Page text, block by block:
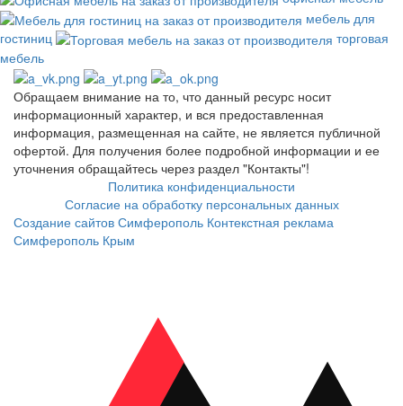
мебель для
гостиниц
торговая
мебель
Обращаем внимание на то, что данный ресурс носит
информационный характер, и вся предоставленная
информация, размещенная на сайте, не является публичной
офертой. Для получения более подробной информации и ее
уточнения обращайтесь через раздел "Контакты"!
Политика конфиденциальности
Согласие на обработку персональных данных
Создание сайтов Симферополь Контекстная реклама
Симферополь Крым